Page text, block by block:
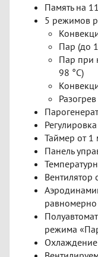
Память на
5 режимов
Пар (до
Пар при
98 °С)
Таймер от 1
Панель
Вентилятор
равномерно
режима
Охлаждение